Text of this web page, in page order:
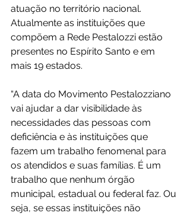
atuação no território nacional.
Atualmente as instituições que
compõem a Rede Pestalozzi estão
presentes no Espírito Santo e em
mais 19 estados.
“A data do Movimento Pestalozziano
vai ajudar a dar visibilidade às
necessidades das pessoas com
deficiência e às instituições que
fazem um trabalho fenomenal para
os atendidos e suas famílias. É um
trabalho que nenhum órgão
municipal, estadual ou federal faz. Ou
seja, se essas instituições não